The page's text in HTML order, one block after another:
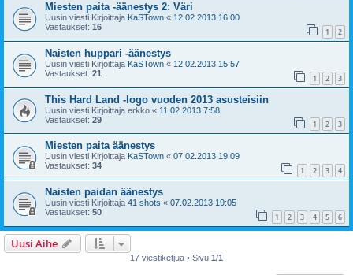
Miesten paita -äänestys 2: Väri
Uusin viesti Kirjoittaja KaSTown « 12.02.2013 16:00
Vastaukset: 16 1 2
Naisten huppari -äänestys
Uusin viesti Kirjoittaja KaSTown « 12.02.2013 15:57
Vastaukset: 21 1 2 3
This Hard Land -logo vuoden 2013 asusteisiin
Uusin viesti Kirjoittaja erkko « 11.02.2013 7:58
Vastaukset: 29 1 2 3
Miesten paita äänestys
Uusin viesti Kirjoittaja KaSTown « 07.02.2013 19:09
Vastaukset: 34 1 2 3 4
Naisten paidan äänestys
Uusin viesti Kirjoittaja 41 shots « 07.02.2013 19:05
Vastaukset: 50 1 2 3 4 5 6
Uusi Aihe
17 viestiketjua • Sivu 1/1